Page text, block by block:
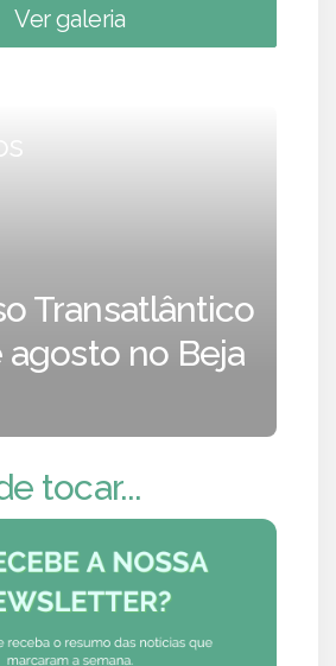
Ver galeria
Transatlântico
agosto no Beja
tocar...